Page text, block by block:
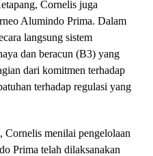
Cornelis juga
Alumindo Prima. Dalam
langsung sistem
dan beracun (B3) yang
dari komitmen terhadap
terhadap regulasi yang
Cornelis menilai pengelolaan
Prima telah dilaksanakan